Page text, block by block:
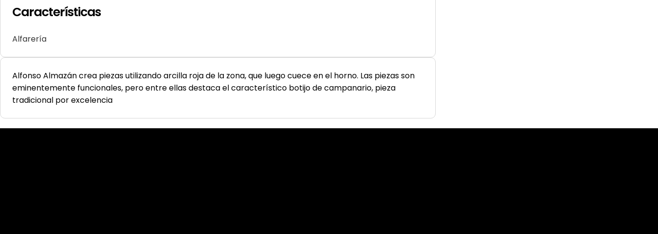
Características
Alfarería
Alfonso Almazán crea piezas utilizando arcilla roja de la zona, que luego cuece en el horno. Las piezas son
eminentemente funcionales, pero entre ellas destaca el característico botijo de campanario, pieza
tradicional por excelencia